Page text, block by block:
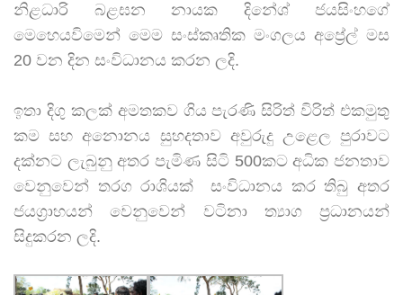
නිළධාරි බළඝන නායක දිනේශ් ජයසිංහගේ
මෙහෙයවිමෙන් මෙම සංස්කෘතික මංගලය අප්‍රේල් මස
20 වන දින සංවිධානය කරන ලදි.
ඉතා දිගු කලක් අමතකව ගිය පැරණි සිරිත් විරිත් එකමුතු
කම සහ අනොන‍ය සුහදතාව අවුරුදු උළෙල පුරාවට
දක්නට ලැබුනු අතර පැමිණ සිටි 500කට අධික ජනතාව
වෙනුවෙන් තරග රාශියක් සංවිධානය කර තිබු අතර
ජයග්‍රාහයන් වෙනුවෙන් වටිනා ත්‍යාග ප්‍රධානයන්
සිදුකරන ලදි.